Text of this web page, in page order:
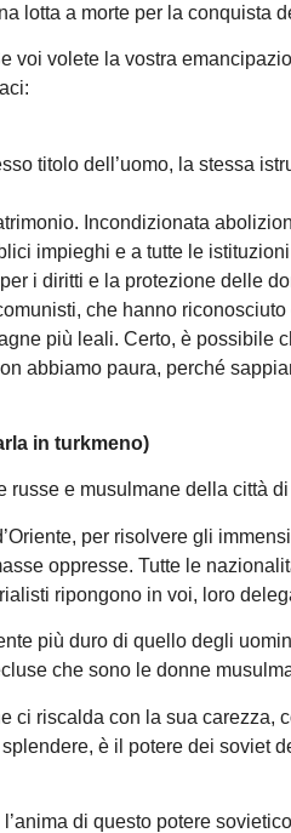
lotta a morte per la conquista
voi volete la vostra
titolo dell’uomo, la stessa
Incondizionata
impieghi e a tutte le
i diritti e la protezione delle
che hanno
più leali. Certo, è possibile
abbiamo paura, perché
in turkmeno)
e musulmane della città
per risolvere gli
oppresse. Tutte le
ripongono in voi, loro
più duro di quello degli
che sono le donne
riscalda con la sua carezza,
è il potere dei soviet
di questo potere